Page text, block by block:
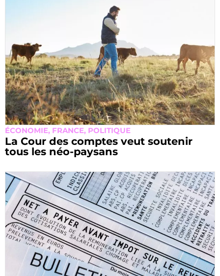
ÉCONOMIE, FRANCE, POLITIQUE
La Cour des comptes veut soutenir
tous les néo-paysans